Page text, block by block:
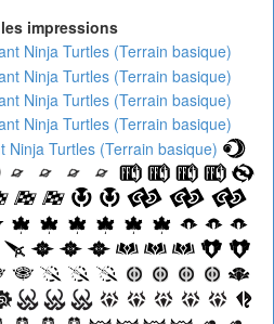
impressions